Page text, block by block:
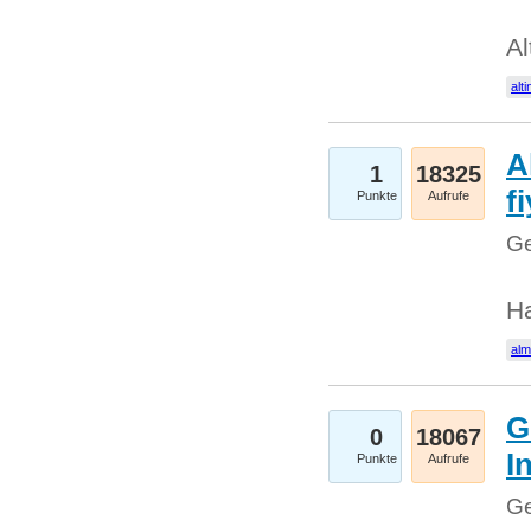
1
Punkte
18325
Aufrufe
0
Punkte
18067
Aufrufe